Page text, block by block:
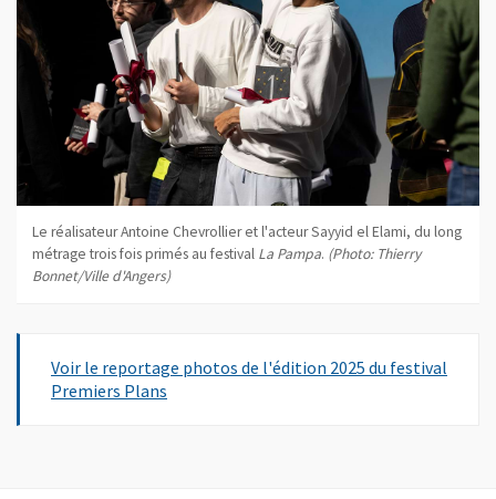
Le réalisateur Antoine Chevrollier et l'acteur Sayyid el Elami, du long
métrage trois fois primés au festival La Pampa. (Photo: Thierry
Bonnet/Ville d'Angers)
Voir le reportage photos de l'édition 2025 du festival
Premiers Plans